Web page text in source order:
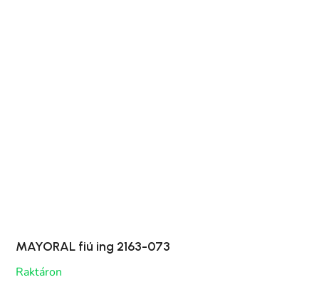
MAYORAL fiú ing 2163-073
Raktáron